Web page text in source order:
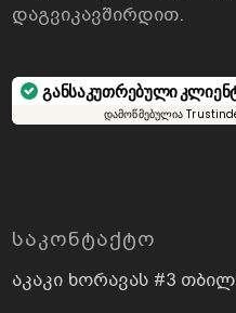
დაგვიკავშირდით.
განსაკუთრებული
დამოწმებულია
ᲡᲐᲙᲝᲜᲢᲐᲥᲢᲝ
აკაკი ხორავას #3